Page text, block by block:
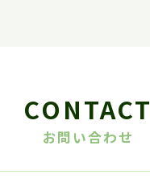
CONTACT
お問い合わせ